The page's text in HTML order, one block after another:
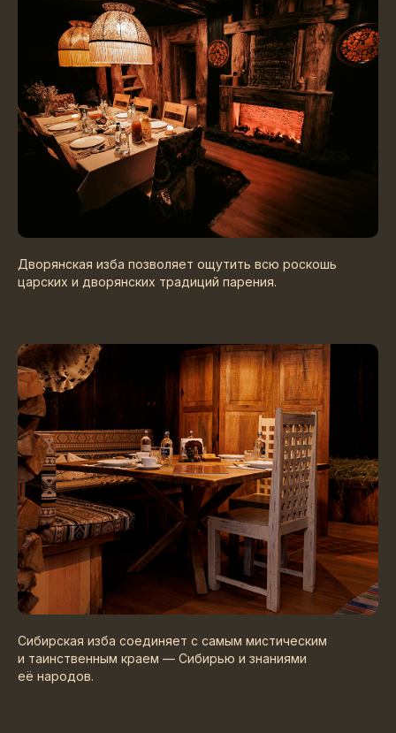
Дворянская изба позволяет ощутить всю роскошь
царских и дворянских традиций парения.
Сибирская изба соединяет с самым мистическим
и таинственным краем — Сибирью и знаниями
её народов.